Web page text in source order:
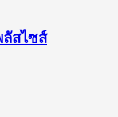
สไซส์